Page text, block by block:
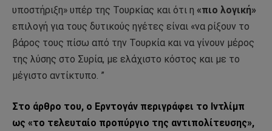
υποστήριξη» υπέρ της Τουρκίας και ότι η «πιο λογική»
επιλογή για τους δυτικούς ηγέτες είναι «να ρίξουν το
βάρος τους πίσω από την Τουρκία και να γίνουν μέρος
της λύσης στο Συρία, με ελάχιστο κόστος και με το
μέγιστο αντίκτυπο. ”
Στο άρθρο του, ο Ερντογάν περιγράφει το Ιντλίμπ
ως «το τελευταίο προπύργιο της αντιπολίτευσης»,